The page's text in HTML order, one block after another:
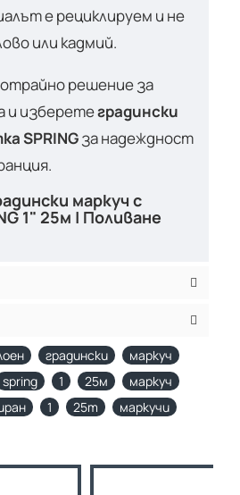
е рециклируем и не
или кадмий.
решение за
и изберетеградински
SPRINGза надеждност
маркуч с
1" 25м | Поливане
градински
маркуч
spring 1 25м
маркуч
1 25m маркучи